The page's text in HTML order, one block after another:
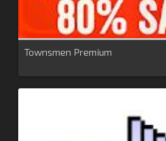
Townsmen Premium